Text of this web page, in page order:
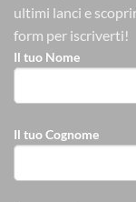
ultimi lanci e
form per iscriverti!
Il tuo Nome
Il tuo Cognome